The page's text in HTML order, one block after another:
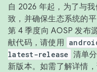
自 2026 年起，为了与
致，并确保生态系统的
第 4 季度向 AOSP 发布
献代码，请使用
latest-release 清单
新版本。如需了解详情